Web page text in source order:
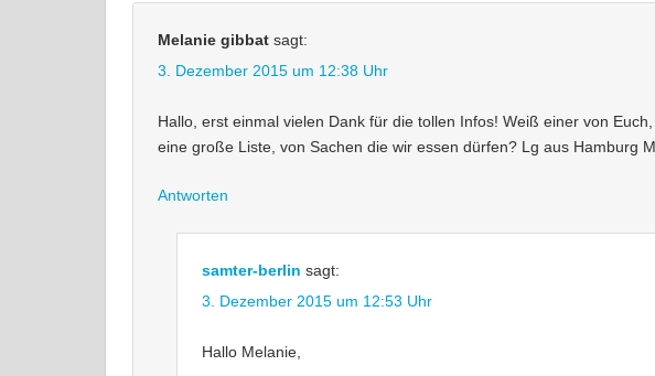
Melanie gibbat sagt:
3. Dezember 2015 um 12:38 Uhr
Hallo, erst einmal vielen Dank für die tollen Infos! Weiß einer von
eine große Liste, von Sachen die wir essen dürfen? Lg aus Hamburg
Antworten
samter-berlin sagt:
3. Dezember 2015 um 12:53 Uhr
Hallo Melanie,